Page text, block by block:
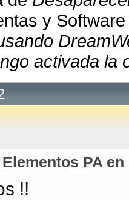
y
activada la
PA en
!!